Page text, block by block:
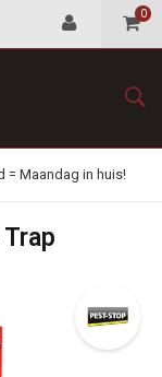
0
= Maandag in huis!